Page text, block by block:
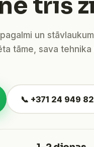
un
tāme, sava tehnika
📞 +371 24 949